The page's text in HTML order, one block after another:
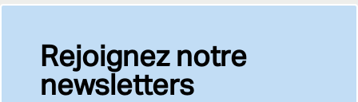
Rejoignez notre
newsletters